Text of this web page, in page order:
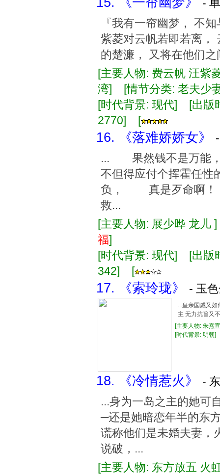
-
『我有一帘幽梦， 不
紫菱对云帆若即若离，
的楚濂， 又将在他们
[主要人物: 费云帆 汪紫
湾] [情节分类: 老夫少
[时代背景: 现代] [出
2770] [
16. 《落难娇娇女》
... 果然钱不是万能
不但得应付个挥霍任
负， 真是歹命啊
救...
[主要人物: 展少晔 龙
福]
[时代背景: 现代] [出
342] [
17. 《索玲珑》 - 玉
...皇亲国戚又
主 无力抗旨又
[主要人物: 朱熹
[时代背景: 明
18. 《冷情惹火》
-
...身为一岛之主的她可
─还是她暗恋年半的东
谎称他们是未婚夫妻，
说破，...
[主要人物: 东方放五